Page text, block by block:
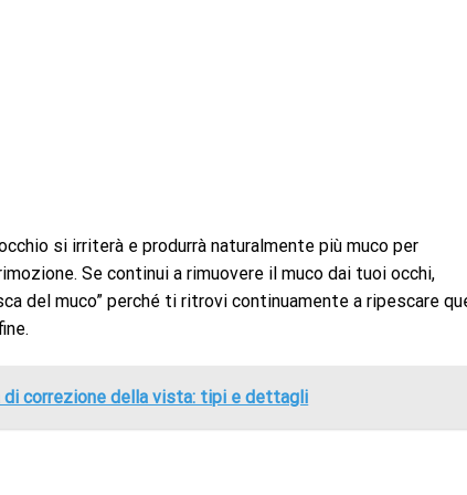
si irriterà e produrrà naturalmente più muco per
Se continui a rimuovere il muco dai tuoi occhi,
del muco” perché ti ritrovi continuamente a ripescare
di correzione della vista: tipi e dettagli